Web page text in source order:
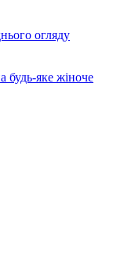
огляду
будь-яке жіноче